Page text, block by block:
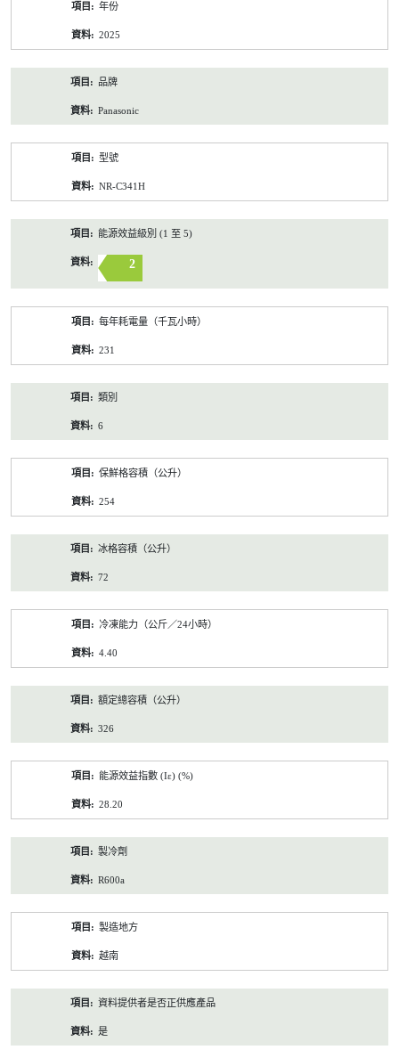
年份
2025
品牌
Panasonic
型號
NR-C341H
能源效益級別 (1 至 5)
2
每年耗電量（千瓦小時）
231
類別
6
保鮮格容積（公升）
254
冰格容積（公升）
72
冷凍能力（公斤／24小時）
4.40
額定總容積（公升）
326
能源效益指數 (Iε) (%)
28.20
製冷劑
R600a
製造地方
越南
資料提供者是否正供應產品
是